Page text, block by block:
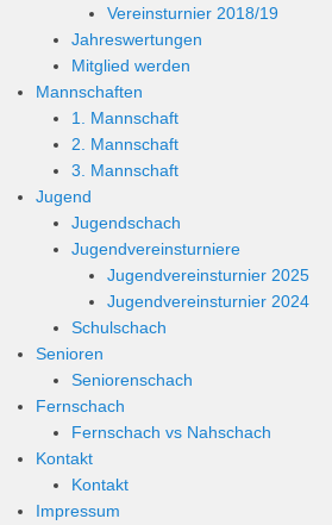
Vereinsturnier 2018/19
Jahreswertungen
Mitglied werden
Mannschaften
1. Mannschaft
2. Mannschaft
3. Mannschaft
Jugend
Jugendschach
Jugendvereinsturniere
Jugendvereinsturnier 2025
Jugendvereinsturnier 2024
Schulschach
Senioren
Seniorenschach
Fernschach
Fernschach vs Nahschach
Kontakt
Kontakt
Impressum